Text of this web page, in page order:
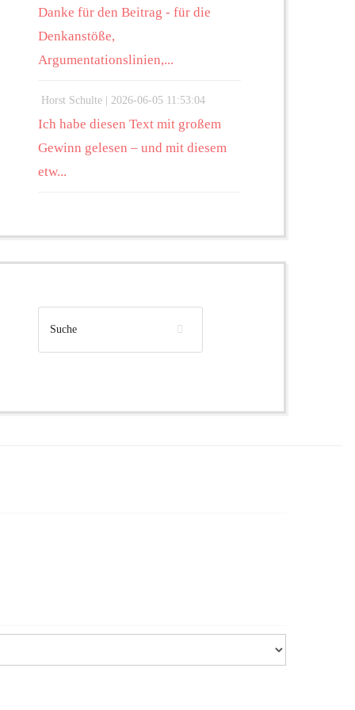
Danke für den Beitrag - für die
Denkanstöße,
Argumentationslinien,...
Horst Schulte | 2026-06-05 11:53:04
Ich habe diesen Text mit großem
Gewinn gelesen – und mit diesem
etw...